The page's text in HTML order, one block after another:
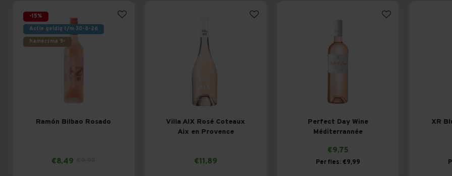
-15%
Actie geldig t/m 30-8-26
hamersma 9-
Ramón Bilbao Rosado
€8,49
Villa AIX Rosé Coteaux
Aix en Provence
€11,89
Perfect Day Wine
Méditerrannée
€9,75
Per fles: €9,99
XR